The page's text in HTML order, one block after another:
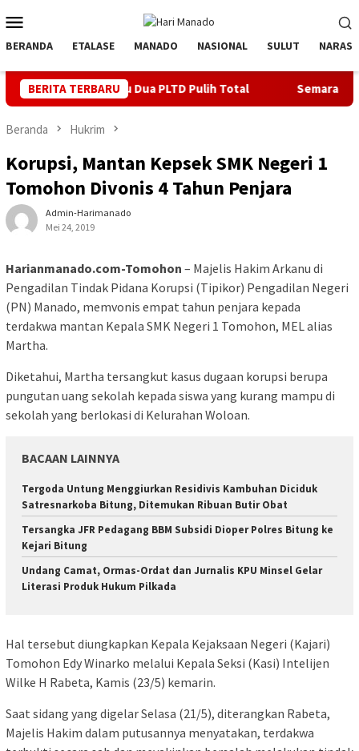
ke
kontenMobile
BERANDA ETALASE MANADO NASIONAL SULUT NARASI
BERITA TERBARU
Dua PLTD Pulih Total Semarakkan HUT ke 81 RI,
Beranda Hukrim
Korupsi, Mantan Kepsek SMK Negeri 1
Tomohon Divonis 4 Tahun Penjara
Admin-Harimanado
Mei 24, 2019
Harianmanado.com-Tomohon – Majelis Hakim Arkanu di
Pengadilan Tindak Pidana Korupsi (Tipikor) Pengadilan Negeri
(PN) Manado, memvonis empat tahun penjara kepada
terdakwa mantan Kepala SMK Negeri 1 Tomohon, MEL alias
Martha.
Diketahui, Martha tersangkut kasus dugaan korupsi berupa
pungutan uang sekolah kepada siswa yang kurang mampu di
sekolah yang berlokasi di Kelurahan Woloan.
BACAAN LAINNYA
Tergoda Untung Menggiurkan Residivis Kambuhan Diciduk
Satresnarkoba Bitung, Ditemukan Ribuan Butir Obat
Tersangka JFR Pedagang BBM Subsidi Dioper Polres Bitung ke
Kejari Bitung
Undang Camat, Ormas-Ordat dan Jurnalis KPU Minsel Gelar
Literasi Produk Hukum Pilkada
Hal tersebut diungkapkan Kepala Kejaksaan Negeri (Kajari)
Tomohon Edy Winarko melalui Kepala Seksi (Kasi) Intelijen
Wilke H Rabeta, Kamis (23/5) kemarin.
Saat sidang yang digelar Selasa (21/5), diterangkan Rabeta,
Majelis Hakim dalam putusannya menyatakan, terdakwa